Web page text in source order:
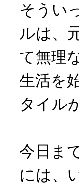
そうい
ルは、
て無理
生活を
タイル
今日ま
には、